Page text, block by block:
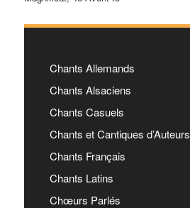
Chants Allemands
Chants Alsaciens
Chants Casuels
Chants et Cantiques d’Auteurs
Chants Français
Chants Latins
Chœurs Parlés